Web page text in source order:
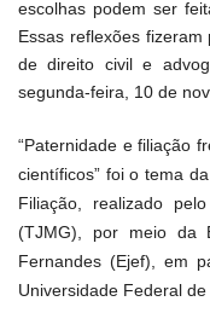
escolhas podem ser
Essas reflexões
de direito civil e
segunda-feira, 10 de
“Paternidade e filiação
científicos” foi o tema
Filiação, realizado
(TJMG), por meio da
Fernandes (Ejef), em
Universidade Federal